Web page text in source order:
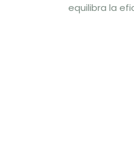
equilibra la